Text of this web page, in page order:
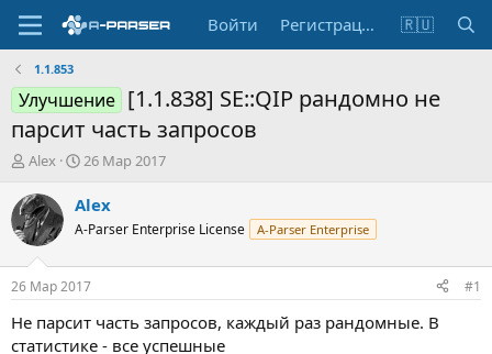
Войти Регистрация 🇷🇺
1.1.853
Улучшение [1.1.838] SE::QIP рандомно не
парсит часть запросов
А
т
о
р
т
е
м
ы
Alex
Д
т
н
ч
а
л
26 Мар 2017
Alex
A-Parser Enterprise License A-Parser Enterprise
26 Мар 2017 #1
Не парсит часть запросов, каждый раз рандомные. В
статистике - все успешные